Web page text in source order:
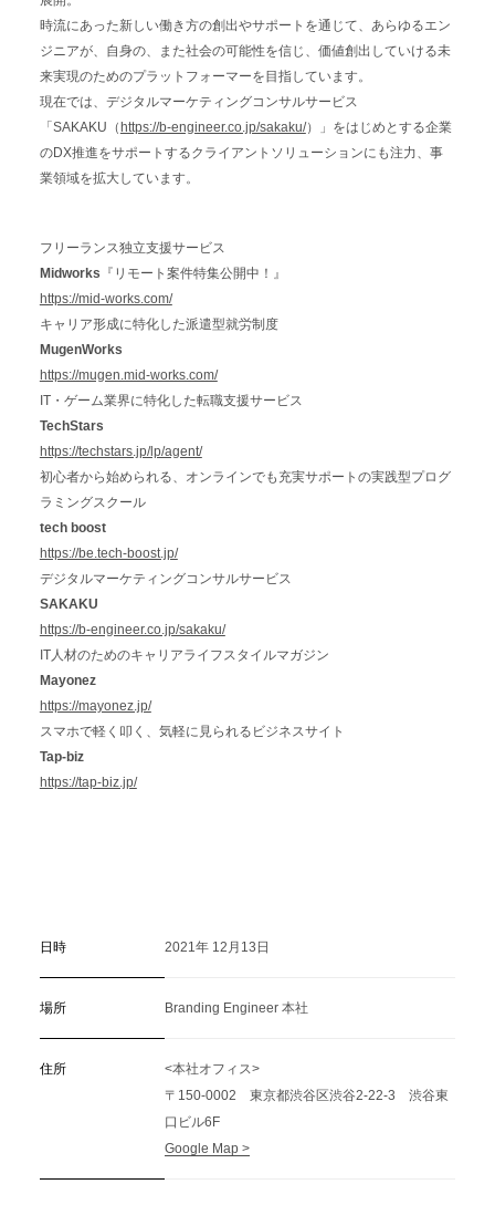
時流にあった新しい働き方の創出やサポートを通じて、あらゆるエン
ジニアが、自身の、また社会の可能性を信じ、価値創出していける未
来実現のためのプラットフォーマーを目指しています。
現在では、デジタルマーケティングコンサルサービス
「SAKAKU（https://b-engineer.co.jp/sakaku/）」をはじめとする企業
のDX推進をサポートするクライアントソリューションにも注力、事
業領域を拡大しています。
フリーランス独立支援サービス
Midworks 『リモート案件特集公開中！』
https://mid-works.com/
キャリア形成に特化した派遣型就労制度
MugenWorks
https://mugen.mid-works.com/
IT・ゲーム業界に特化した転職支援サービス
TechStars
https://techstars.jp/lp/agent/
初心者から始められる、オンラインでも充実サポートの実践型プログ
ラミングスクール
tech boost
https://be.tech-boost.jp/
デジタルマーケティングコンサルサービス
SAKAKU
https://b-engineer.co.jp/sakaku/
IT人材のためのキャリアライフスタイルマガジン
Mayonez
https://mayonez.jp/
スマホで軽く叩く、気軽に見られるビジネスサイト
Tap-biz
https://tap-biz.jp/
日時 2021年 12月13日
場所 Branding Engineer 本社
住所
<本社オフィス>
〒150-0002 東京都渋谷区渋谷2-22-3 渋谷東
口ビル6F
Google Map >